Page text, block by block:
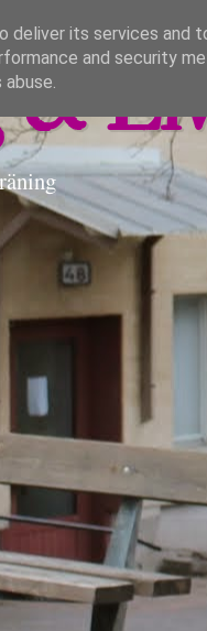
&
its services and
and security